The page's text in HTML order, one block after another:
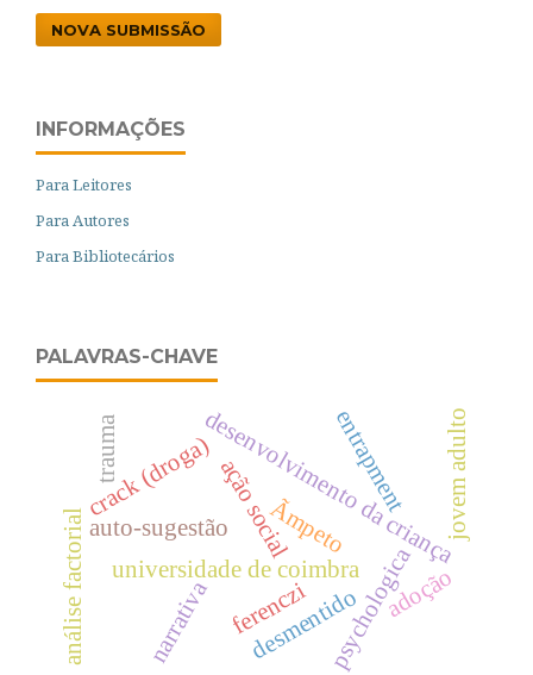
NOVA SUBMISSÃO
INFORMAÇÕES
Para Leitores
Para Autores
Para Bibliotecários
PALAVRAS-CHAVE
auto-sugestão
universidade de coimbrapsychologica
desenvolvimento da criança
análise factorial narrativa
entrapment
crack (droga)ação social jovem adulto
ferenczi
trauma
desmentido
Ãmpeto
adoção